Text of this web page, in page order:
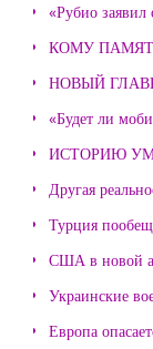
«Рубио
КОМУ
НОВЫЙ
«Будет ли
ИСТОРИЮ
Другая
Турция
США в новой
Украинские
Европа